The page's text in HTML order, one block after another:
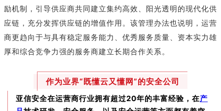
励机制，引导供应商共同建立集约高效、阳光透明的现代化供
应链，充分发挥供应链的增值作用。该管理办法也说明，运营
商更趋向于与具有稳定服务能力、优秀服务质量、资本实力雄
厚和综合竞争力强的服务商建立长期合作关系。
作为业界“既懂云又懂网”的安全公司
亚信安全在运营商行业拥有超过20年的丰富经验，在产